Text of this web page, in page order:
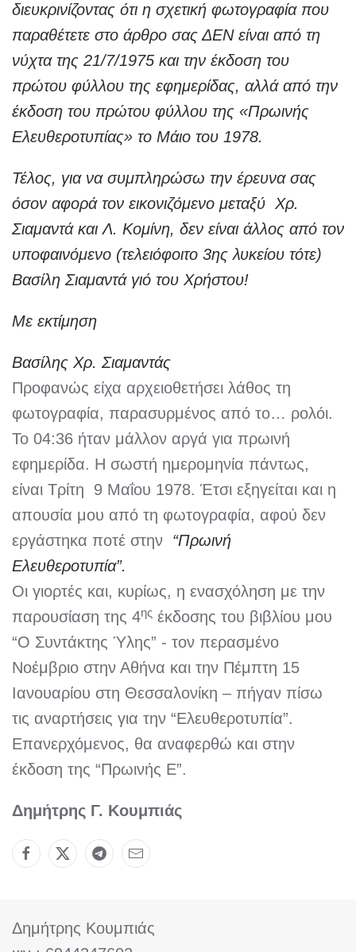
διευκρινίζοντας ότι η σχετική φωτογραφία που
παραθέτετε στο άρθρο σας ΔΕΝ είναι από τη
νύχτα της 21/7/1975 και την έκδοση του
πρώτου φύλλου της εφημερίδας, αλλά από την
έκδοση του πρώτου φύλλου της «Πρωινής
Ελευθεροτυπίας» το Μάιο του 1978.
Τέλος, για να συμπληρώσω την έρευνα σας
όσον αφορά τον εικονιζόμενο μεταξύ Χρ.
Σιαμαντά και Λ. Κομίνη, δεν είναι άλλος από τον
υποφαινόμενο (τελειόφοιτο 3ης λυκείου τότε)
Βασίλη Σιαμαντά γιό του Χρήστου!
Με εκτίμηση
Βασίλης Χρ. Σιαμαντάς
Προφανώς είχα αρχειοθετήσει λάθος τη
φωτογραφία, παρασυρμένος από το… ρολόι.
Το 04:36 ήταν μάλλον αργά για πρωινή
εφημερίδα. Η σωστή ημερομηνία πάντως,
είναι Τρίτη 9 Μαΐου 1978. Έτσι εξηγείται και η
απουσία μου από τη φωτογραφία, αφού δεν
εργάστηκα ποτέ στην “Πρωινή
Ελευθεροτυπία”.
Οι γιορτές και, κυρίως, η ενασχόληση με την
παρουσίαση της 4ης έκδοσης του βιβλίου μου
“Ο Συντάκτης Ύλης” - τον περασμένο
Νοέμβριο στην Αθήνα και την Πέμπτη 15
Ιανουαρίου στη Θεσσαλονίκη – πήγαν πίσω
τις αναρτήσεις για την “Ελευθεροτυπία”.
Επανερχόμενος, θα αναφερθώ και στην
έκδοση της “Πρωινής Ε”.
Δημήτρης Γ. Κουμπιάς
Δημήτρης Κουμπιάς